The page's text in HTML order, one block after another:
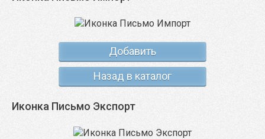
Добавить
Назад в каталог
Иконка Письмо Экспорт